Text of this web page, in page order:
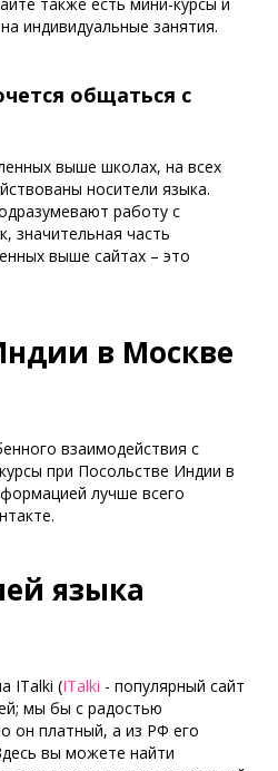
индивидуальные занятия.
общаться с
выше школах, на всех
носители языка.
работу с
значительная часть
выше сайтах – это
в Москве
взаимодействия с
при Посольстве Индии в
лучше всего
языка
ITalki (ITalki - популярный сайт
мы бы с радостью
он платный, а из РФ его
вы можете найти